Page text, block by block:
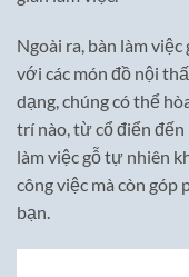
Ngoài ra, bàn làm
với các món đồ nội
dạng, chúng có thể
trí nào, từ cổ điển
làm việc gỗ tự nhiên
công việc mà còn góp
bạn.